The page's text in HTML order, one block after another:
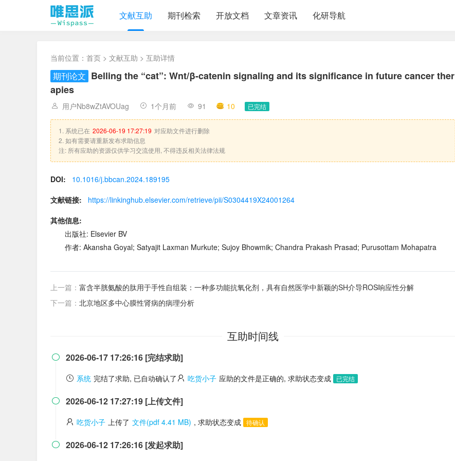
文献互助 期刊检索 开放文档 文章资讯 化研导航
当前位置： 首页 > 文献互助 > 互助详情
期刊论文 Belling the “cat”: Wnt/β-catenin signaling and its significance in future cancer ther
apies
用户Nb8wZtAVOUag 1个月前 91 10 已完结
1. 系统已在 2026-06-19 17:27:19 对应助文件进行删除
2. 如有需要请重新发布求助信息
注: 所有应助的资源仅供学习交流使用, 不得违反相关法律法规
DOI:
10.1016/j.bbcan.2024.189195
文献链接:
https://linkinghub.elsevier.com/retrieve/pii/S0304419X24001264
其他信息:
出版社: Elsevier BV
作者: Akansha Goyal; Satyajit Laxman Murkute; Sujoy Bhowmik; Chandra Prakash Prasad; Purusottam Mohapatra
上一篇： 富含半胱氨酸的肽用于手性自组装：一种多功能抗氧化剂，具有自然医学中新颖的SH介导ROS响应性分解
下一篇： 北京地区多中心膜性肾病的病理分析
互助时间线
 2026-06-17 17:26:16 [完结求助]
系统 完结了求助, 已自动确认了 吃货小子 应助的文件是正确的, 求助状态变成 已完结
 2026-06-12 17:27:19 [上传文件]
吃货小子 上传了 文件(pdf 4.41 MB) , 求助状态变成 待确认
 2026-06-12 17:26:16 [发起求助]